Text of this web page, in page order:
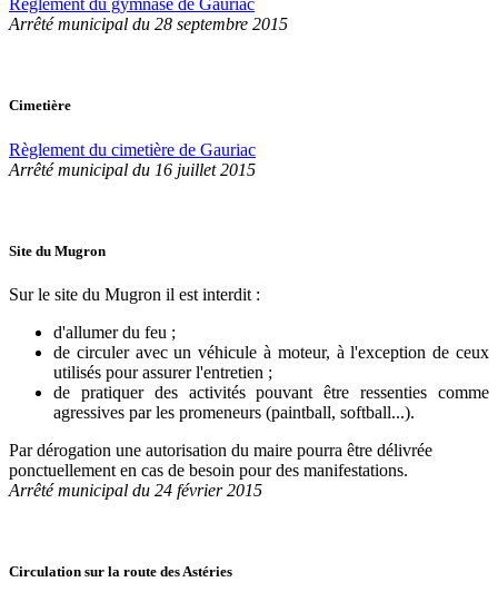
Règlement du gymnase de Gauriac
Arrêté municipal du 28 septembre 2015
Cimetière
Règlement du cimetière de Gauriac
Arrêté municipal du 16 juillet 2015
Site du Mugron
Sur le site du Mugron il est interdit :
d'allumer du feu ;
de circuler avec un véhicule à moteur, à l'exception de ceux
utilisés pour assurer l'entretien ;
de pratiquer des activités pouvant être ressenties comme
agressives par les promeneurs (paintball, softball...).
Par dérogation une autorisation du maire pourra être délivrée
ponctuellement en cas de besoin pour des manifestations.
Arrêté municipal du 24 février 2015
Circulation sur la route des Astéries